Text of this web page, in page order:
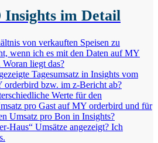
im Detail
von verkauften Speisen zu
wenn ich es mit den Daten auf MY
liegt das?
Tagesumsatz in Insights vom
orderbird bzw. im z-Bericht ab?
Werte für den
pro Gast auf MY orderbird und für
Umsatz pro Bon in Insights?
Haus“ Umsätze angezeigt? Ich